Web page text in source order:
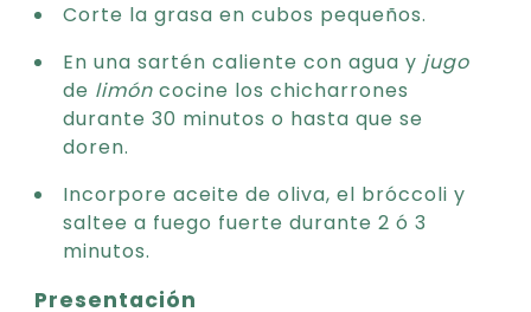
Corte la grasa en cubos pequeños.
En una sartén caliente con agua y jugo
de limón cocine los chicharrones
durante 30 minutos o hasta que se
doren.
Incorpore aceite de oliva, el bróccoli y
saltee a fuego fuerte durante 2 ó 3
minutos.
Presentación